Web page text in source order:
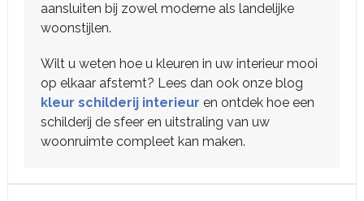
aansluiten bij zowel moderne als landelijke
woonstijlen.
Wilt u weten hoe u kleuren in uw interieur mooi
op elkaar afstemt? Lees dan ook onze blog
kleur schilderij interieur en ontdek hoe een
schilderij de sfeer en uitstraling van uw
woonruimte compleet kan maken.